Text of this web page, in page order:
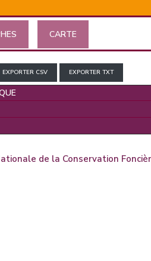
CARTE
EXPORTER CSV EXPORTER TXT
de la Conservation